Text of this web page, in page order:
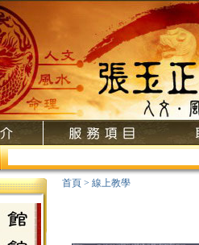
首頁 > 線上教學